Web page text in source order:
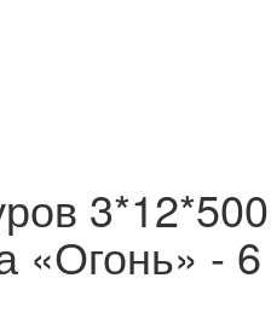
3*12*500
«Огонь» - 6